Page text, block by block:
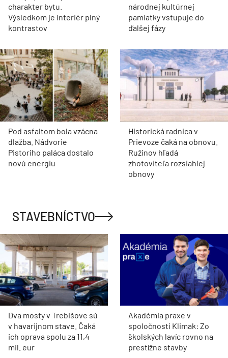
charakter bytu.
Výsledkom je interiér plný
kontrastov
národnej kultúrnej
pamiatky vstupuje do
ďalšej fázy
Pod asfaltom bola vzácna
dlažba. Nádvorie
Pistoriho paláca dostalo
novú energiu
Historická radnica v
Prievoze čaká na obnovu.
Ružinov hľadá
zhotoviteľa rozsiahlej
obnovy
STAVEBNÍCTVO
Dva mosty v Trebišove sú
v havarijnom stave. Čaká
ich oprava spolu za 11,4
mil. eur
Akadémia praxe v
spoločnosti Klimak: Zo
školských lavíc rovno na
prestížne stavby